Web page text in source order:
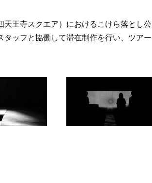
王寺スクエア）におけるこけら落とし公
ッフと協働して滞在制作を行い、ツアー